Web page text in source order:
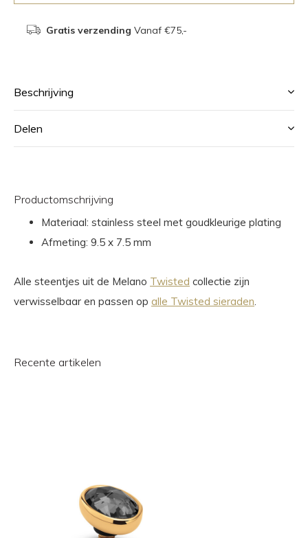
Gratis verzending Vanaf €75,-
Beschrijving
Delen
Productomschrijving
Materiaal: stainless steel met goudkleurige plating
Afmeting: 9.5 x 7.5 mm
Alle steentjes uit de Melano Twisted collectie zijn
verwisselbaar en passen op alle Twisted sieraden
Recente artikelen